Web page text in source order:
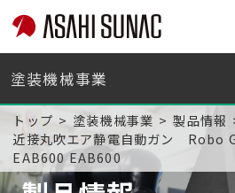
トップ 塗装機械事業
製品情報
近接丸吹エア静電自動ガン Robo
EAB600 EAB600